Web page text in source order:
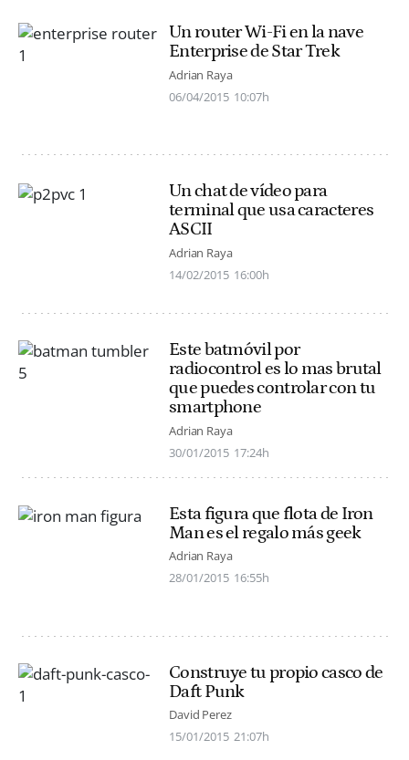
Un router Wi-Fi en la nave
Enterprise de Star Trek
Adrian Raya
06/04/2015 10:07h
Un chat de vídeo para
terminal que usa caracteres
ASCII
Adrian Raya
14/02/2015 16:00h
Este batmóvil por
radiocontrol es lo mas brutal
que puedes controlar con tu
smartphone
Adrian Raya
30/01/2015 17:24h
Esta figura que flota de Iron
Man es el regalo más geek
Adrian Raya
28/01/2015 16:55h
Construye tu propio casco de
Daft Punk
David Perez
15/01/2015 21:07h